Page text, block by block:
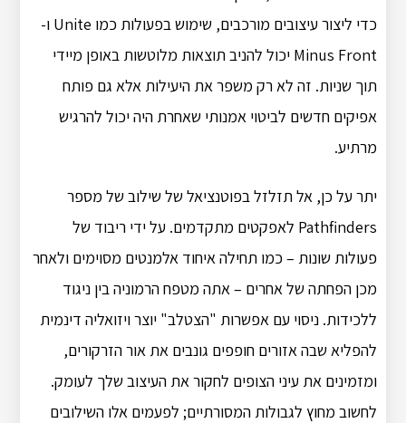
כדי ליצור עיצובים מורכבים, שימוש בפעולות כמו Unite ו-
Minus Front יכול להניב תוצאות מלוטשות באופן מיידי
תוך שניות. זה לא רק משפר את היעילות אלא גם פותח
אפיקים חדשים לביטוי אמנותי שאחרת היה יכול להרגיש
מרתיע.
יתר על כן, אל תזלזל בפוטנציאל של שילוב של מספר
Pathfinders לאפקטים מתקדמים. על ידי ריבוד של
פעולות שונות – כמו תחילה איחוד אלמנטים מסוימים ולאחר
מכן הפחתה של אחרים – אתה מטפח הרמוניה בין ניגוד
ללכידות. ניסוי עם אפשרות "הצטלב" יוצר ויזואליה דינמית
להפליא שבה אזורים חופפים גונבים את אור הזרקורים,
ומזמינים את עיני הצופים לחקור את העיצוב שלך לעומק.
לחשוב מחוץ לגבולות המסורתיים; לפעמים אלו השילובים